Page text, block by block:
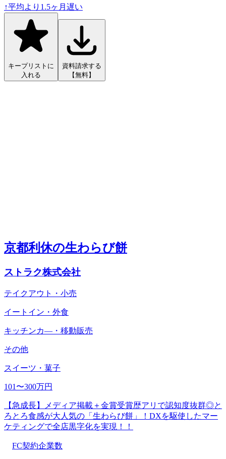
↑平均より 1.5ヶ月遅い
キープリストに
入れる
資料請求する
【無料】
京都利休の生わらび餅
ストラク株式会社
テイクアウト・小売
イートイン・外食
キッチンカ―・移動販売
その他
スイーツ・菓子
101〜300万円
【急成長】メディア掲載＋金賞受賞歴アリで認知度抜群◎と
ろとろ食感が大人気の「生わらび餅」！DXを駆使したマー
ケティングで全店黒字化を実現！！
FC契約企業数